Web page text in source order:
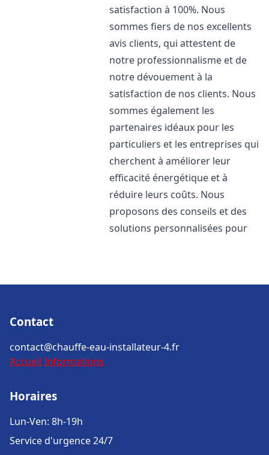
satisfaction à 100%. Nous
sommes fiers de nos excellents
avis clients, qui attestent de
notre professionnalisme et de
notre dévouement à la
satisfaction de nos clients. Nous
sommes également les
partenaires idéaux pour les
particuliers et les entreprises qui
cherchent à améliorer leur
efficacité énergétique et à
réduire leurs coûts. Nous
proposons des conseils et des
solutions personnalisées pour
Contact
contact@chauffe-eau-installateur-4.fr
Accueil Informations
Horaires
Lun-Ven: 8h-19h
Service d'urgence 24/7